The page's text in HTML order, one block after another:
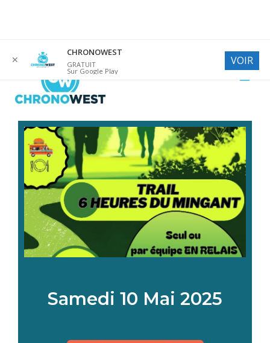
Samedi 10 Mai 2025
✕
CHRONOWEST
GRATUIT
Sur Google Play
VOIR